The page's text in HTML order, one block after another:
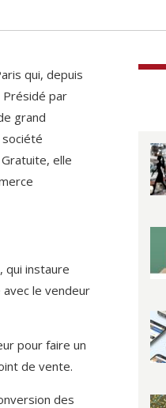
qui, depuis
Présidé par
grand
elle
qui instaure
le vendeur
pour faire un
de vente.
des